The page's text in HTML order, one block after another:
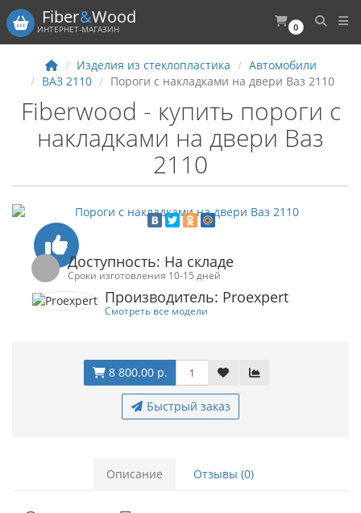
0
Fiber&Wood
ИНТЕРНЕТ-МАГАЗИН
Изделия из стеклопластика
Автомобили
ВАЗ 2110
Пороги с накладками на двери Ваз 2110
Fiberwood - купить пороги с
накладками на двери Ваз
2110
Доступность: На складе
Сроки изготовления 10-15 дней
Производитель: Proexpert
Смотреть все модели
8 800.00 р.
Быстрый заказ
Описание Отзывы (0)